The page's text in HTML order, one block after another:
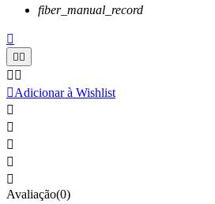
fiber_manual_record

 
 
Adicionar à Wishlist





Avaliação(0)